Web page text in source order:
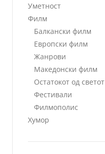
Уметност
Филм
Балкански филм
Европски филм
Жанрови
Македонски филм
Остатокот од светот
Фестивали
Филмополис
Хумор